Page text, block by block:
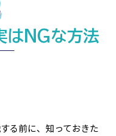
はNGな方法
る前に、知っておきた